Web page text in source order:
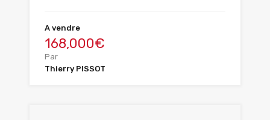
A vendre
168,000€
Par
Thierry PISSOT